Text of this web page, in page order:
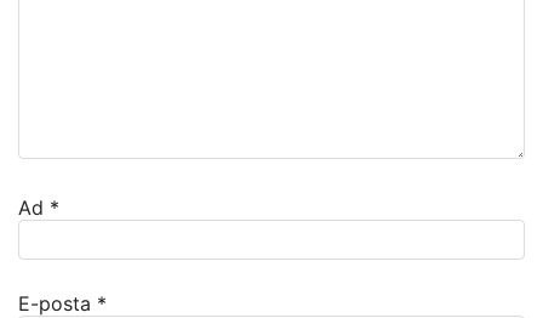
Ad *
E-posta *